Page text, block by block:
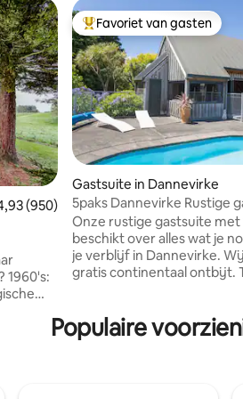
beoordeling van 4,93 op 5,
(950)
1960's:
Topfavoriet van gasten
Favoriet van gasten
Gastsuite in Dannevirke
5paks Dannevirke Rustige
Onze rustige gastsuite met
beschikt over alles wat je
je verblijf in Dannevirke.
gratis continentaal ontbijt.
badkamer, volledige
parkeergelegenheid op
Populaire